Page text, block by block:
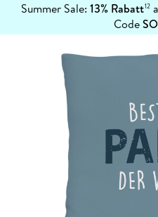
Summer Sale: 13% Rabatt12
Code
erfahren